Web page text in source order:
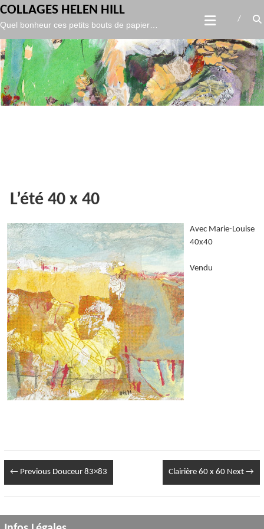
gtag('config', 'UA-119986127-1', );
to
content
COLLAGES HELEN HILL
Quel bonheur ces petits bouts de papier…
L’été 40 x 40
Avec Marie-Louise
40x40
Vendu
← PreviousDouceur 83×83 Clairière 60 x 60 Next →